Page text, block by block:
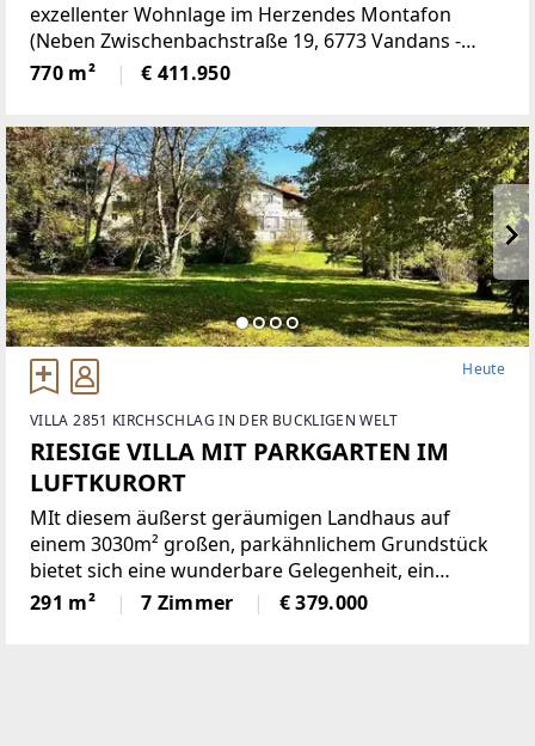
exzellenter Wohnlage im Herzendes Montafon
(Neben Zwischenbachstraße 19, 6773 Vandans -
Grundstücksnummer129/2)Das Grundstück liegt in
Zone 5 - Wohngebiet und bietet
770 m² € 411.950
Heute
VILLA 2851 KIRCHSCHLAG IN DER BUCKLIGEN WELT
RIESIGE VILLA MIT PARKGARTEN IM
LUFTKURORT
MIt diesem äußerst geräumigen Landhaus auf
einem 3030m² großen, parkähnlichem Grundstück
bietet sich eine wunderbare Gelegenheit, ein
einmaliges Domizil in der beliebten Gemeinde
Krumbach zu schaffen!Das 1972 in Ziegelbauweise
291 m² 7 Zimmer € 379.000